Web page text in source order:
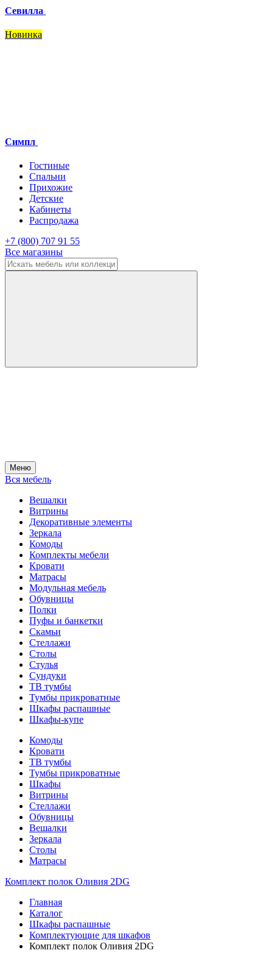
Севилла
Новинка
Симпл
Гостиные
Спальни
Прихожие
Детские
Кабинеты
Распродажа
+7 (800) 707 91 55
Все магазины
Меню
Вся мебель
Вешалки
Витрины
Декоративные элементы
Зеркала
Комоды
Комплекты мебели
Кровати
Матрасы
Модульная мебель
Обувницы
Полки
Пуфы и банкетки
Скамьи
Стеллажи
Столы
Стулья
Сундуки
ТВ тумбы
Тумбы прикроватные
Шкафы распашные
Шкафы-купе
Комоды
Кровати
ТВ тумбы
Тумбы прикроватные
Шкафы
Витрины
Стеллажи
Обувницы
Вешалки
Зеркала
Столы
Матрасы
Комплект полок Оливия 2DG
Главная
Каталог
Шкафы распашные
Комплектующие для шкафов
Комплект полок Оливия 2DG